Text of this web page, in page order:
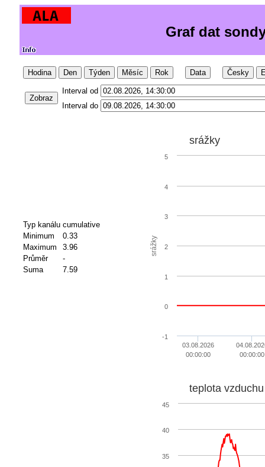
Graf dat
Hodina Den Týden Měsíc Rok Data Česky
Zobraz
Interval od
Interval do
Typ kanálu cumulative
Minimum
0.33
Maximum
3.96
Průměr
-
Suma
7.59
srážky
srážky
03.08.2026
00:00:00
00:00:00
-1
0
1
2
3
4
5
teplota vzduchu
35
40
45